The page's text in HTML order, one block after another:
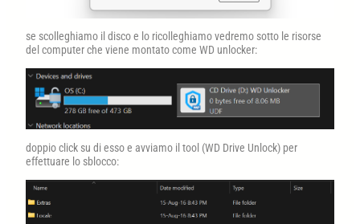
se scolleghiamo il disco e lo ricolleghiamo vedremo sotto le risorse
del computer che viene montato come WD unlocker:
doppio click su di esso e avviamo il tool (WD Drive Unlock) per
effettuare lo sblocco: